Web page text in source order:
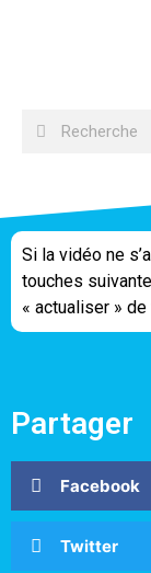
Si la vidéo ne
touches
« actualiser »
Partager
Facebook
Twitter